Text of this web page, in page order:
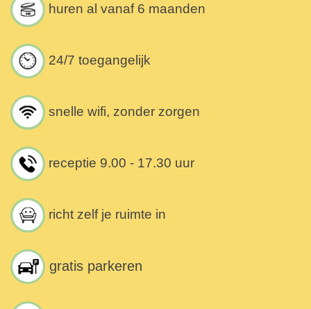
huren al vanaf 6 maanden
24/7 toegangelijk
snelle wifi, zonder zorgen
receptie 9.00 - 17.30 uur
richt zelf je ruimte in
gratis parkeren